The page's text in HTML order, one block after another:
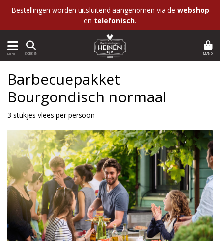
Bestellingen worden uitsluitend aangenomen via de webshop
en telefonisch.
MENU ZOEKEN MAND
Barbecuepakket
Bourgondisch normaal
3 stukjes vlees per persoon